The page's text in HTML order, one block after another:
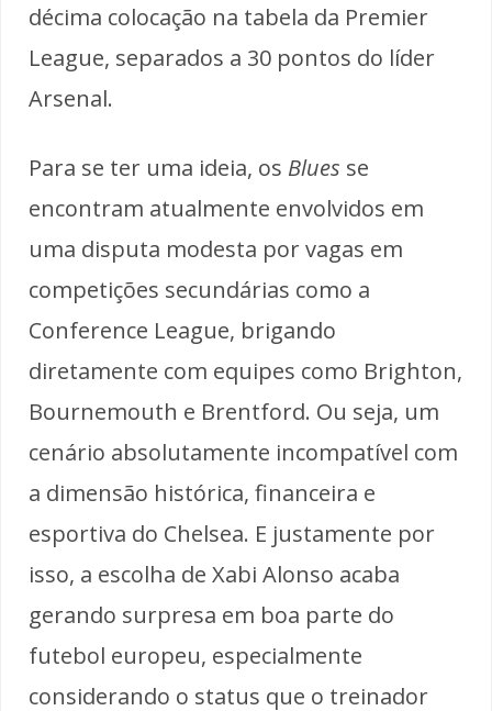
décima colocação na tabela da Premier
League, separados a 30 pontos do líder
Arsenal.
Para se ter uma ideia, os Blues se
encontram atualmente envolvidos em
uma disputa modesta por vagas em
competições secundárias como a
Conference League, brigando
diretamente com equipes como Brighton,
Bournemouth e Brentford. Ou seja, um
cenário absolutamente incompatível com
a dimensão histórica, financeira e
esportiva do Chelsea. E justamente por
isso, a escolha de Xabi Alonso acaba
gerando surpresa em boa parte do
futebol europeu, especialmente
considerando o status que o treinador